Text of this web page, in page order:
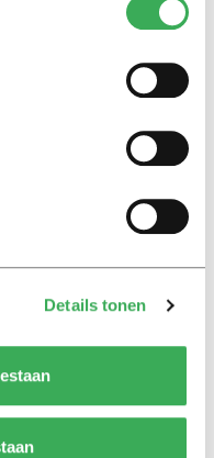
Details tonen
‘Ik schrok, we
tentamenperiode
flexibel,
zich breder